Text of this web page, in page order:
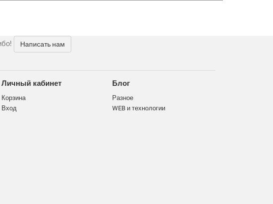
Написать нам
Личный кабинет
Корзина
Вход
Блог
Разное
WEB и технологии